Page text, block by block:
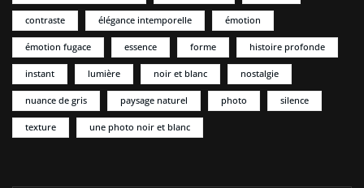
contraste élégance intemporelle émotion
émotion fugace essence forme histoire profonde
instant lumière noir et blanc nostalgie
nuance de gris paysage naturel photo silence
texture une photo noir et blanc